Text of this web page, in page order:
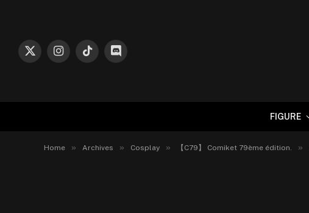
X
InstagramTikTokDiscord
FIGURE
Home » Archives » Cosplay » 【C79】 Comiket 79ème édition. »